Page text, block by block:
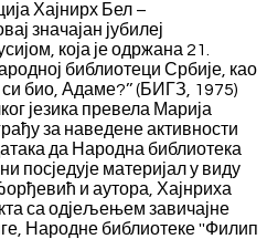
Хајнирх Бел –
значајан јубилеј
која је одржана 21.
библиотеци Србије, као
био, Адаме?’’ (БИГЗ, 1975)
језика превела Марија
за наведене активности
да Народна библиотека
посједује материјал у виду
и аутора, Хајнриха
са одјељењем завичајне
Народне библиотеке ''Филип